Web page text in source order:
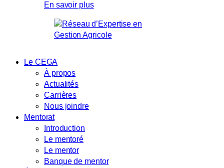
En savoir plus
Le CEGA
À propos
Actualités
Carrières
Nous joindre
Mentorat
Introduction
Le mentoré
Le mentor
Banque de mentor